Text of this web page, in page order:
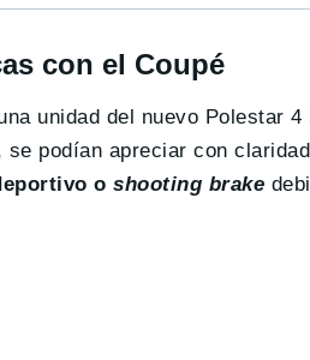
con el Coupé
unidad del nuevo Polestar
podían apreciar con
oshooting brake